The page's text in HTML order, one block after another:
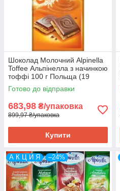
Шоколад Молочний Alpinella
Toffee Альпінелла з начинкою
тоффі 100 г Польща (19
шт./1уп)
Готово до відправки
683,98 ₴/упаковка
899,97 ₴/упаковка
Купити
А К Ц И Я –24%